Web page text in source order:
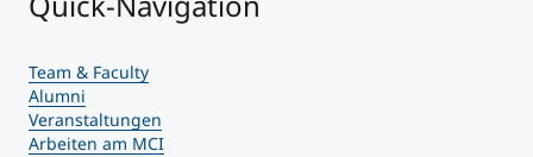
Team & Faculty
Alumni
Veranstaltungen
Arbeiten am MCI